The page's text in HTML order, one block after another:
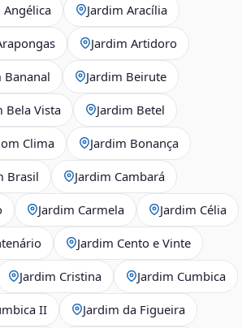
Angélica Jardim Aracília
Jardim Artidoro
Bananal Jardim Beirute
Bela Vista Jardim Betel
Clima Jardim Bonança
Brasil Jardim Cambará
Jardim Carmela Jardim Célia
Jardim Cento e Vinte
Jardim Cristina Jardim Cumbica
II Jardim da Figueira